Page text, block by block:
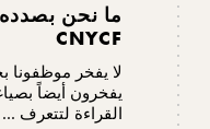
ما نحن
CNYCF
لا يفخر
يفخرون أيضاً
القراءة لتتعرف ...